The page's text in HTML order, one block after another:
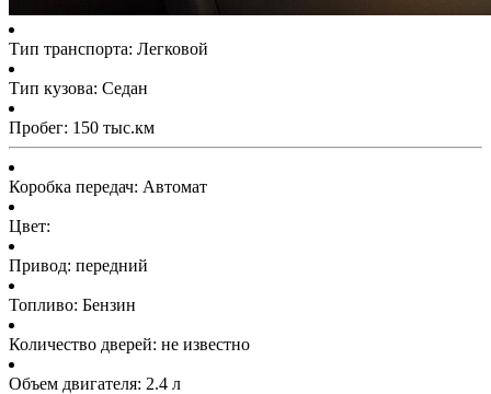
Тип транспорта: Легковой
Тип кузова: Седан
Пробег: 150 тыс.км
Коробка передач: Автомат
Цвет:
Привод: передний
Топливо: Бензин
Количество дверей: не известно
Объем двигателя: 2.4 л